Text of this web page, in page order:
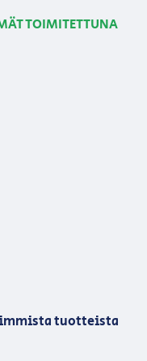
TOIMITETTUNA
tuotteista